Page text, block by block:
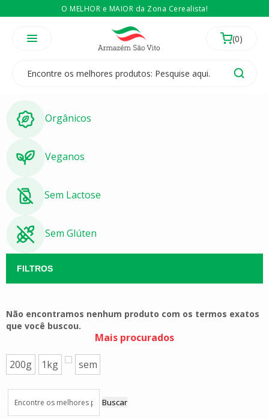
O MELHOR e MAIOR da Zona Cerealista!
Temos 3 lojas físicas na Zona Cerealista de São Paulo!
É revendedor? EntãoCompre no atacado
Orgânicos
Veganos
Sem Lactose
Sem Glúten
Não encontramos nenhum produto com os termos exatos
que você buscou.
Mais procurados
200g 1kg sem
Buscar